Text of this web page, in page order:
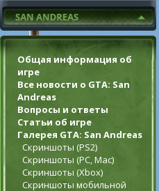
Общая информация об
игре
Все новости о GTA: San
Andreas
Вопросы и ответы
Статьи об игре
Галерея GTA: San Andreas
Скриншоты (PS2)
Скриншоты (PC, Mac)
Скриншоты (Xbox)
Скриншоты мобильной